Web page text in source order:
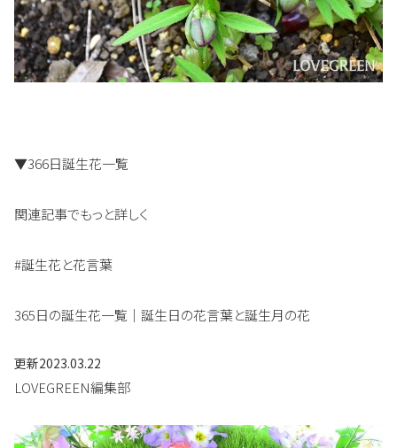
▼366日誕生花一覧
関連記事でもっと詳しく
#誕生花と花言葉
365日の誕生花一覧｜誕生日の花言葉と誕生月の花
更新2023.03.22
LOVEGREEN編集部